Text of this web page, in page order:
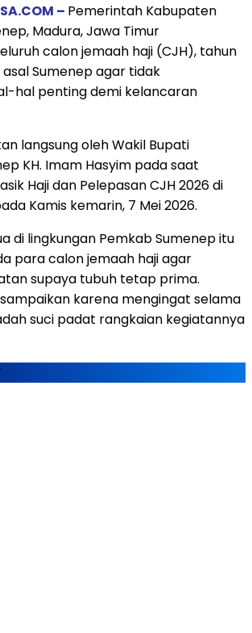
– Pemerintah Kabupaten
Madura, Jawa Timur
calon jemaah haji (CJH), tahun
asal Sumenep agar tidak
hal penting demi kelancaran
langsung oleh Wakil Bupati
KH. Imam Hasyim pada saat
Haji dan Pelepasan CJH 2026 di
Kamis kemarin, 7 Mei 2026.
di lingkungan Pemkab Sumenep itu
para calon jemaah haji agar
supaya tubuh tetap prima.
karena mengingat selama
suci padat rangkaian kegiatannya